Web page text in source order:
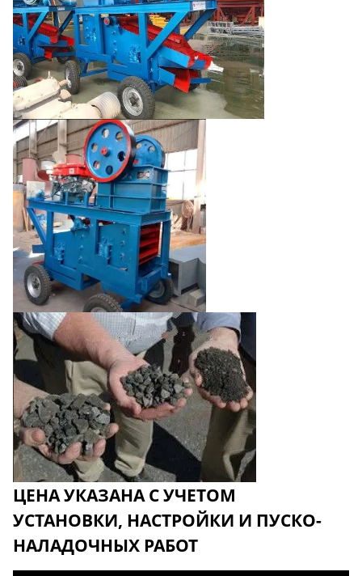
ЦЕНА УКАЗАНА С УЧЕТОМ
УСТАНОВКИ, НАСТРОЙКИ И ПУСКО-
НАЛАДОЧНЫХ РАБОТ